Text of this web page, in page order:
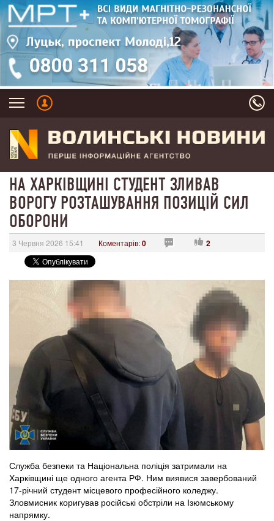
НА ХАРКІВЩИНІ СТУДЕНТ ЗЛИВАВ
ВОРОГУ РОЗТАШУВАННЯ ПОЗИЦІЙ СИЛ
ОБОРОНИ
3 Червня 2026 15:41 Коментарів:0 2
Служба безпеки та Національна поліція затримали на
Харківщині ще одного агента РФ. Ним виявися завербований
17-річний студент місцевого професійного коледжу.
Зловмисник коригував російські обстріли на Ізюмському
напрямку.